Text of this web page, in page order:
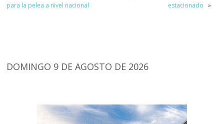
para la pelea a nivel nacional
estacionado »
DOMINGO 9 DE AGOSTO DE 2026